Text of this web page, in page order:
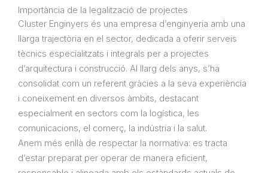
Importància de la legalització de projectes
Cluster Enginyers és una empresa d’enginyeria amb una
llarga trajectòria en el sector, dedicada a oferir serveis
tècnics especialitzats i integrals per a projectes
d’arquitectura i construcció. Al llarg dels anys, s’ha
consolidat com un referent gràcies a la seva experiència
i coneixement en diversos àmbits, destacant
especialment en sectors com la logística, les
comunicacions, el comerç, la indústria i la salut.
Anem més enllà de respectar la normativa: es tracta
d’estar preparat per operar de manera eficient,